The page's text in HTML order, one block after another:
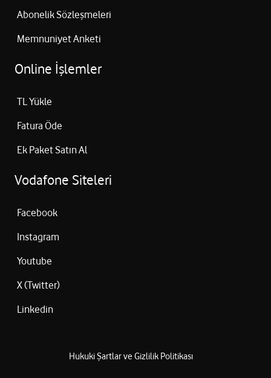
Abonelik Sözleşmeleri
Memnuniyet Anketi
Online İşlemler
TL Yükle
Fatura Öde
Ek Paket Satın Al
Vodafone Siteleri
Facebook
Instagram
Youtube
X (Twitter)
Linkedin
Hukuki Şartlar ve Gizlilik Politikası